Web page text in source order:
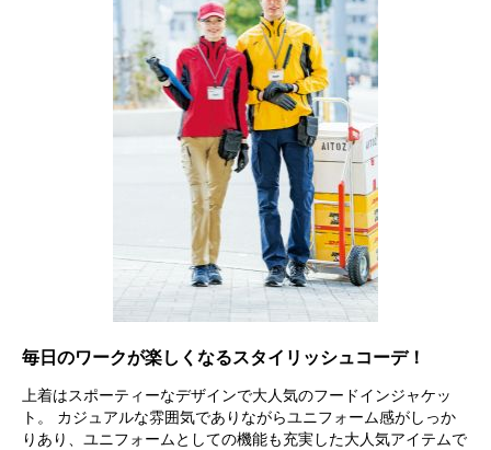
毎日のワークが楽しくなるスタイリッシュコーデ！
上着はスポーティーなデザインで大人気のフードインジャケッ
ト。 カジュアルな雰囲気でありながらユニフォーム感がしっか
りあり、ユニフォームとしての機能も充実した大人気アイテムで